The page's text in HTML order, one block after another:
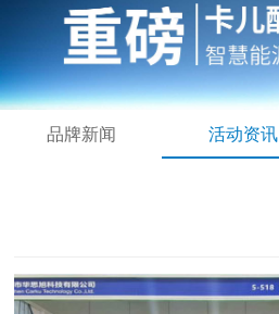
品牌新闻 活动资讯